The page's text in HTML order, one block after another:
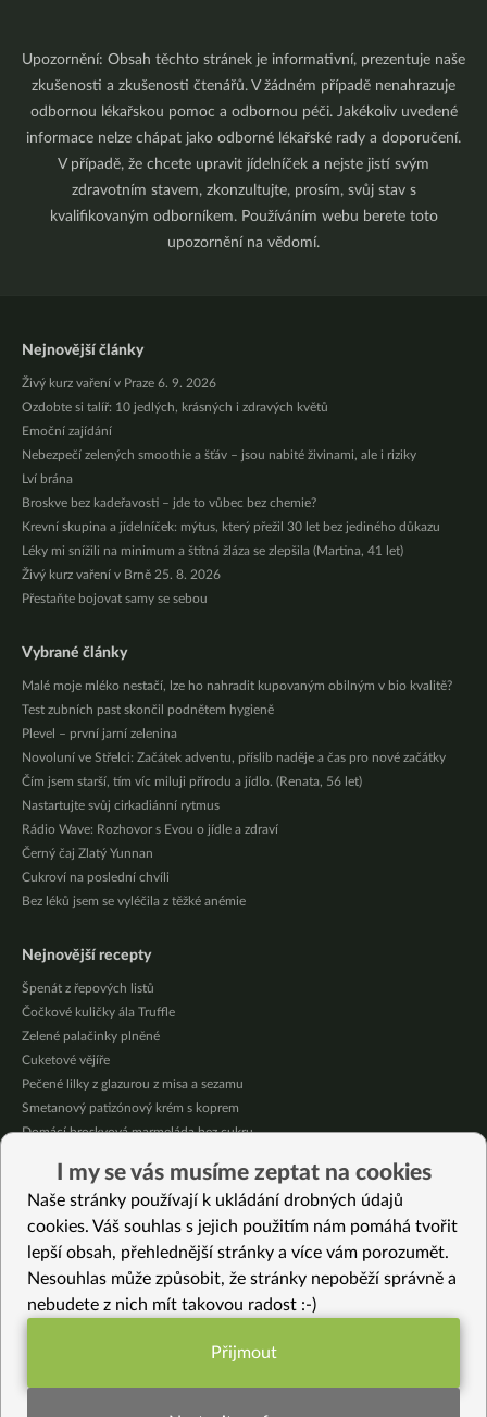
Upozornění: Obsah těchto stránek je informativní, prezentuje naše
zkušenosti a zkušenosti čtenářů. V žádném případě nenahrazuje
odbornou lékařskou pomoc a odbornou péči. Jakékoliv uvedené
informace nelze chápat jako odborné lékařské rady a doporučení.
V případě, že chcete upravit jídelníček a nejste jistí svým
zdravotním stavem, zkonzultujte, prosím, svůj stav s
kvalifikovaným odborníkem. Používáním webu berete toto
upozornění na vědomí.
Nejnovější články
Živý kurz vaření v Praze 6. 9. 2026
Ozdobte si talíř: 10 jedlých, krásných i zdravých květů
Emoční zajídání
Nebezpečí zelených smoothie a šťáv – jsou nabité živinami, ale i riziky
Lví brána
Broskve bez kadeřavosti – jde to vůbec bez chemie?
Krevní skupina a jídelníček: mýtus, který přežil 30 let bez jediného důkazu
Léky mi snížili na minimum a štítná žláza se zlepšila (Martina, 41 let)
Živý kurz vaření v Brně 25. 8. 2026
Přestaňte bojovat samy se sebou
Vybrané články
Malé moje mléko nestačí, lze ho nahradit kupovaným obilným v bio kvalitě?
Test zubních past skončil podnětem hygieně
Plevel – první jarní zelenina
Novoluní ve Střelci: Začátek adventu, příslib naděje a čas pro nové začátky
Čím jsem starší, tím víc miluji přírodu a jídlo. (Renata, 56 let)
Nastartujte svůj cirkadiánní rytmus
Rádio Wave: Rozhovor s Evou o jídle a zdraví
Černý čaj Zlatý Yunnan
Cukroví na poslední chvíli
Bez léků jsem se vyléčila z těžké anémie
Nejnovější recepty
Špenát z řepových listů
Čočkové kuličky ála Truffle
Zelené palačinky plněné
Cuketové vějíře
Pečené lilky z glazurou z misa a sezamu
Smetanový patizónový krém s koprem
Domácí broskvová marmeláda bez cukru
Citrónové jablečné muffiny se sójovou šlehačkou
Oves provoněný citrónem a bazalkou
Vybrané recepty
Z jednoho woku – čirok s ciznou
Čočková polévka s batáty a řepou
I my se vás musíme zeptat na cookies
Naše stránky používají k ukládání drobných údajů
cookies. Váš souhlas s jejich použitím nám pomáhá tvořit
lepší obsah, přehlednější stránky a více vám porozumět.
Nesouhlas může způsobit, že stránky nepoběží správně a
nebudete z nich mít takovou radost :-)
Funkční nastavení potřebujeme (vždy
Přijmout